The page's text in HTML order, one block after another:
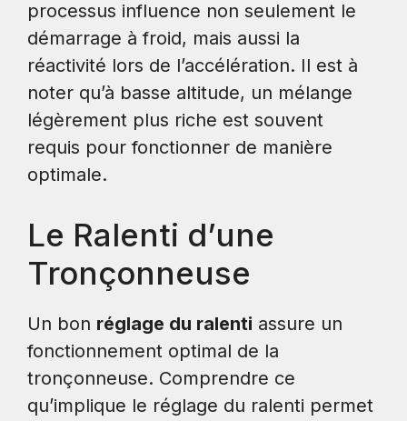
processus influence non seulement le
démarrage à froid, mais aussi la
réactivité lors de l’accélération. Il est à
noter qu’à basse altitude, un mélange
légèrement plus riche est souvent
requis pour fonctionner de manière
optimale.
Le Ralenti d’une
Tronçonneuse
Un bon réglage du ralenti assure un
fonctionnement optimal de la
tronçonneuse. Comprendre ce
qu’implique le réglage du ralenti permet